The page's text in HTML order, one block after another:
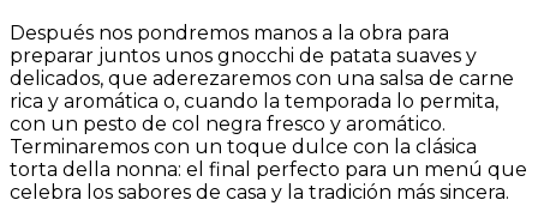
Después nos pondremos manos a la obra para
preparar juntos unos gnocchi de patata suaves y
delicados, que aderezaremos con una salsa de carne
rica y aromática o, cuando la temporada lo permita,
con un pesto de col negra fresco y aromático.
Terminaremos con un toque dulce con la clásica
torta della nonna: el final perfecto para un menú que
celebra los sabores de casa y la tradición más sincera.